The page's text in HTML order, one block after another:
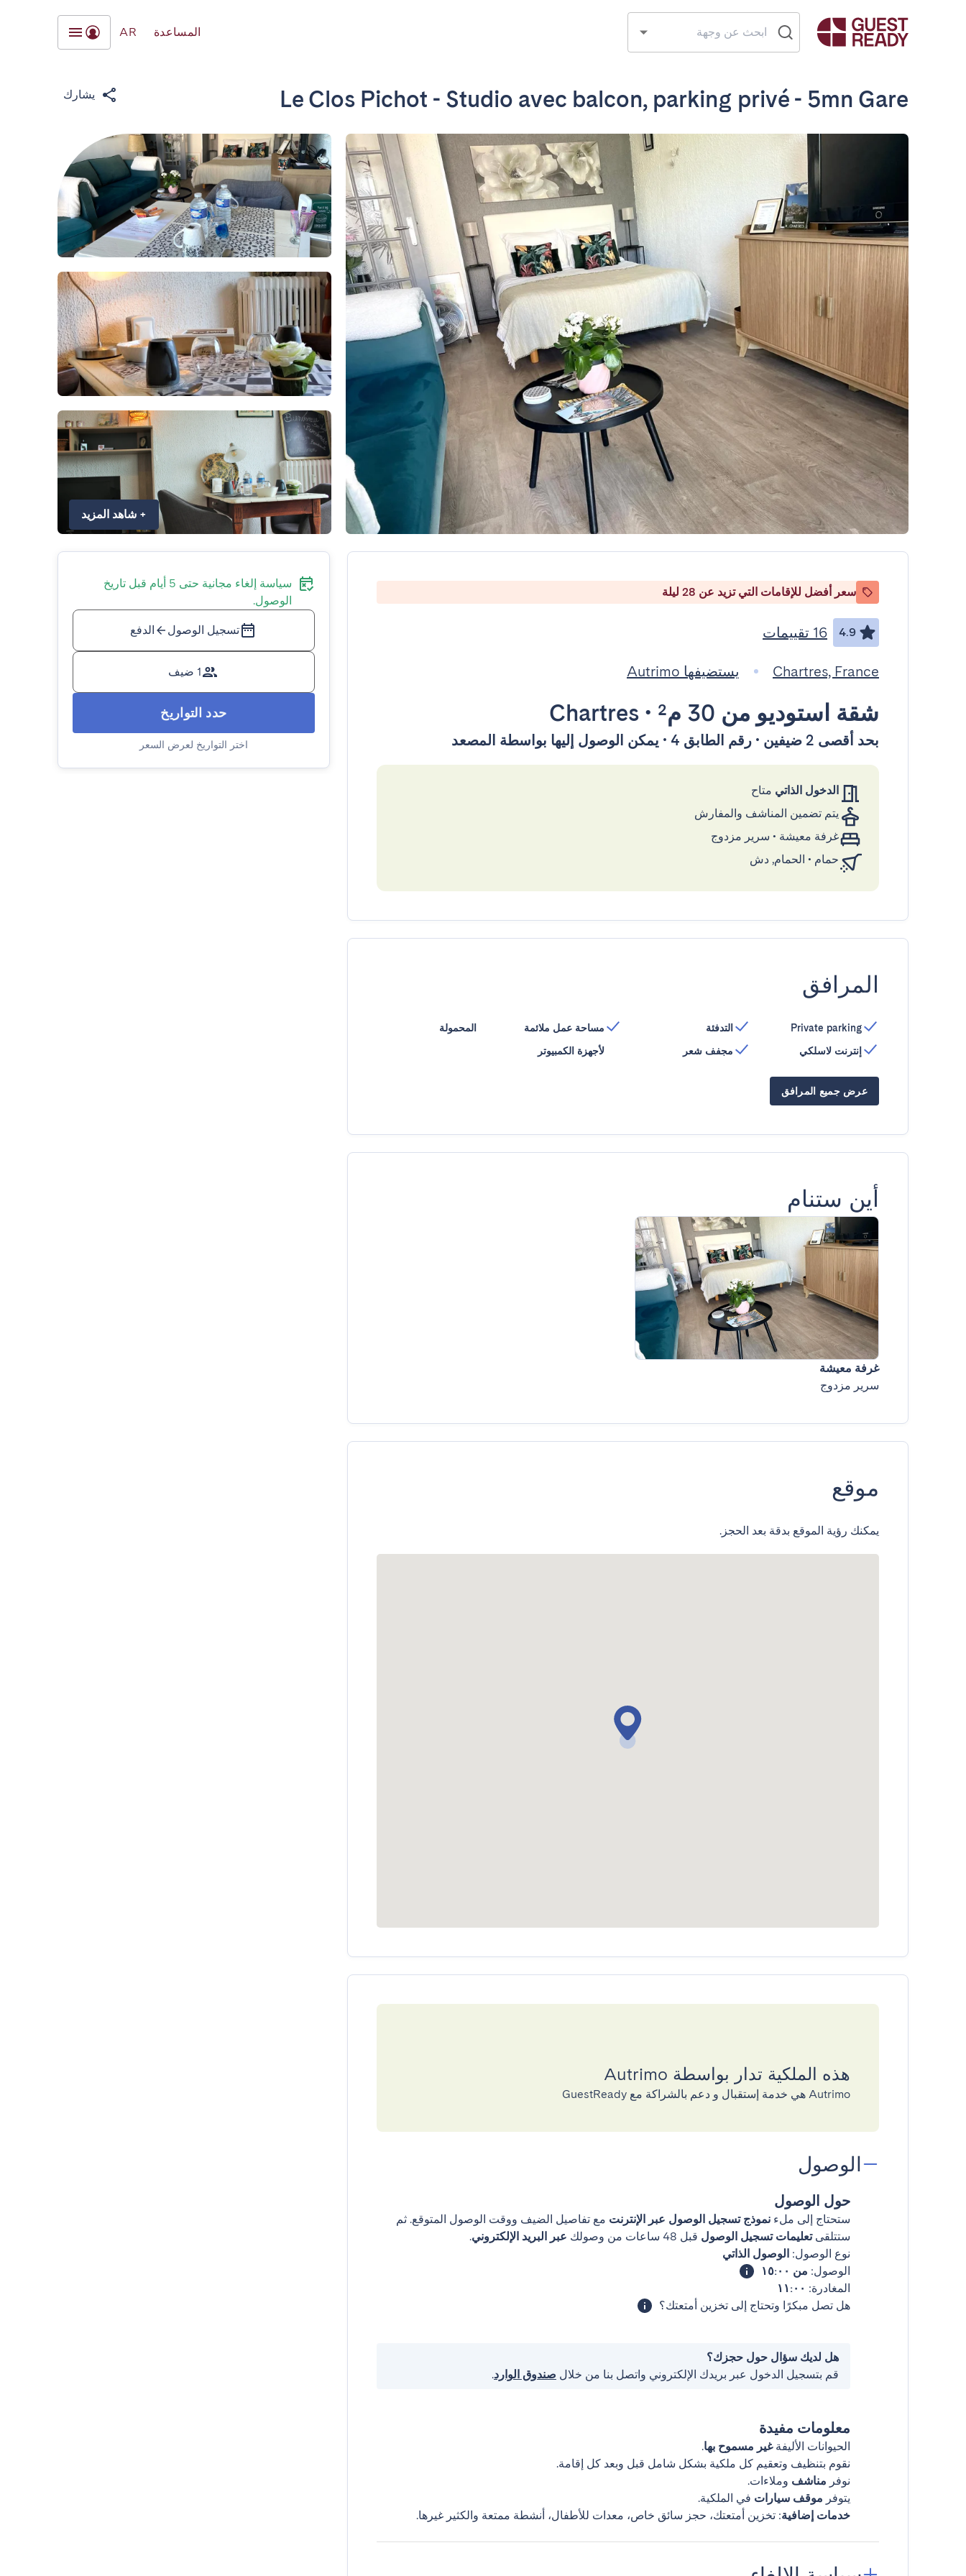
المساعدة AR
Le Clos Pichot - Studio avec balcon, parking privé - 5mn Gare يشارك
+ شاهد المزيد
سعر أفضل للإقامات التي تزيد عن 28 ليلة
4.9 16 تقييمات
Chartres, France يستضيفها Autrimo
شقة استوديو من 30 م² •
Chartres
بحد أقصى 2 ضيفين • رقم الطابق 4 • يمكن الوصول إليها بواسطة المصعد
الدخول الذاتي متاح
يتم تضمين المناشف والمفارش
غرفة معيشة • سرير مزدوج
حمام • الحمام, دش
المرافق
Private parking
إنترنت لاسلكي
التدفئة
مجفف شعر
مساحة عمل ملائمة
لأجهزة الكمبيوتر
المحمولة
عرض جميع المرافق
أين ستنام
غرفة معيشة
سرير مزدوج
موقع
يمكنك رؤية الموقع بدقة بعد الحجز.
هذه الملكية تدار بواسطة Autrimo
Autrimo هي خدمة إستقبال و دعم بالشراكة مع GuestReady
الوصول
حول الوصول
ستحتاج إلى ملء نموذج تسجيل الوصول عبر الإنترنت مع تفاصيل الضيف ووقت الوصول المتوقع. ثم
ستتلقىتعليمات تسجيل الوصول قبل 48 ساعات من وصولك عبر البريد الإلكتروني.
نوع الوصول: الوصول الذاتي
الوصول: من ١٥:٠٠
المغادرة: ١١:٠٠
هل تصل مبكرًا وتحتاج إلى تخزين أمتعتك؟
هل لديك سؤال حول حجزك؟
قم بتسجيل الدخول عبر بريدك الإلكتروني واتصل بنا من خلال صندوق الوارد.
معلومات مفيدة
الحيوانات الأليفةغير مسموح بها.
نقوم بتنظيف وتعقيم كل ملكية بشكل شامل قبل وبعد كل إقامة.
نوفر مناشف وملاءات.
يتوفر موقف سيارات في الملكية.
خدمات إضافية: تخزين أمتعتك، حجز سائق خاص، معدات للأطفال، أنشطة ممتعة والكثير غيرها.
سياسة إلغاء مجانية حتى 5 أيام قبل تاريخ
الوصول.
تسجيل الوصول الدفع
1 ضيف
حدد التواريخ
اختر التواريخ لعرض السعر